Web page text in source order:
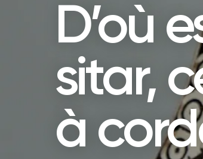
D’où
sitar,
à